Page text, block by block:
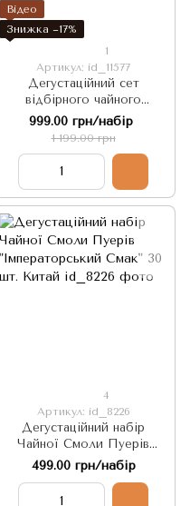
Відео
Знижка −17%
1
Артикул: id_11577
Дегустаційний сет
відбірного чайного
концентрату Чотири Стихії
999.00 грн/набір
1 199.00 грн
4
Артикул: id_8226
Дегустаційний набір
Чайної Смоли Пуерів
"Імператорський Смак" 30
шт. Китай
499.00 грн/набір